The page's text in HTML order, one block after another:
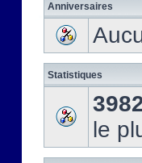
Anniversaires
Statistiques
le